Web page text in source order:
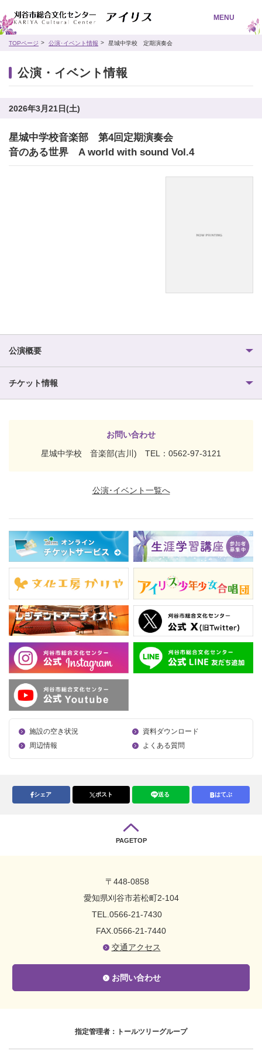
MENU
TOPページ 公演･イベント情報 星城中学校 定期演奏会
公演・イベント情報
2026年3月21日(土)
星城中学校音楽部 第4回定期演奏会
音のある世界 A world with sound Vol.4
公演概要
チケット情報
お問い合わせ
星城中学校 音楽部(吉川) TEL：0562-97-3121
公演･イベント一覧へ
施設の空き状況
資料ダウンロード
周辺情報
よくある質問
シェア ポスト 送る はてぶ
PAGETOP
〒448-0858
愛知県刈谷市若松町2-104
TEL.0566-21-7430
FAX.0566-21-7440
交通アクセス
お問い合わせ
指定管理者：トールツリーグループ